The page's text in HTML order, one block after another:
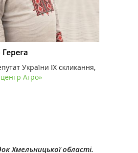
України IX скликання,
Агро»
Хмельницької області.